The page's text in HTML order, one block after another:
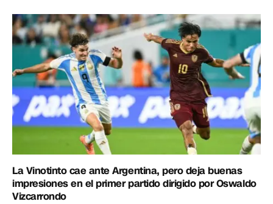
La Vinotinto cae ante Argentina, pero deja buenas
impresiones en el primer partido dirigido por Oswaldo
Vizcarrondo